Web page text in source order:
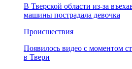
В Тверской области из-за
машины пострадала девочка
Происшествия
Появилось видео с моментом
в Твери